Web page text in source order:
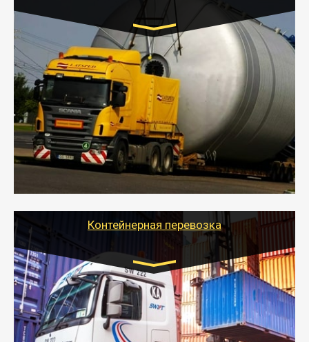
Цена за км. Рассчитывается
индивидуально
- Перевозка техники и негабаритных грузов
осуществляется после получения разрешения на
перевозку (обычно 7-14 дней).
- Тайгер Логистик в короткие сроки поможет вам
качественно и безопасно перевезти негабаритные
грузы по всей России тралом, манипулятором и
другим транспортом и подобрать оптимальный
Контейнерная перевозка
Цена за км. Рассчитывается
индивидуально
- Контейнерные грузоперевозки на специальном